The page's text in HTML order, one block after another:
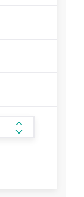
form.increase-